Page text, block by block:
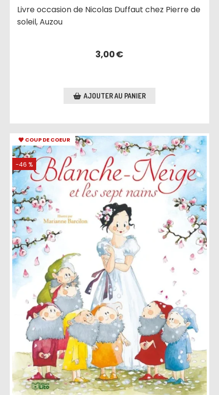
Livre occasion de Nicolas Duffaut chez Pierre de
soleil, Auzou
3,00€
AJOUTER AU PANIER
-46 %
COUP DE COEUR